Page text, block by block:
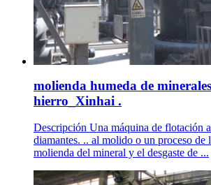
molienda humeda de
hierro_Xinhai .
Descripción Una máquina de flotación
diamantes. .. al molido o un proceso de
molienda del mineral y el desgaste de ...